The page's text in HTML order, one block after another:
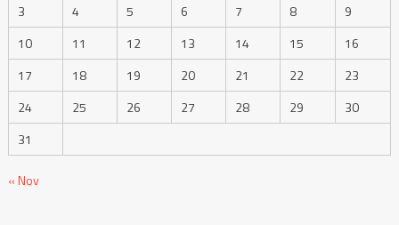
3
4 5 6 7 8
9
10
11 12 13 14 15
16
17
18 19 20 21 22
23
24
25 26 27 28 29
30
31
« Nov